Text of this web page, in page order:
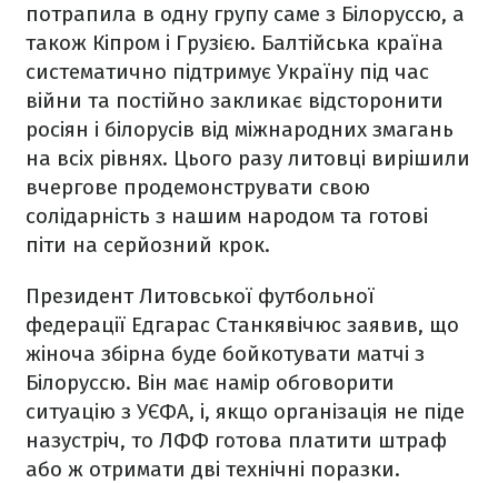
потрапила в одну групу саме з Білоруссю, а
також Кіпром і Грузією. Балтійська країна
систематично підтримує Україну під час
війни та постійно закликає відсторонити
росіян і білорусів від міжнародних змагань
на всіх рівнях. Цього разу литовці вирішили
вчергове продемонструвати свою
солідарність з нашим народом та готові
піти на серйозний крок.
Президент Литовської футбольної
федерації Едгарас Станкявічюс заявив, що
жіноча збірна буде бойкотувати матчі з
Білоруссю. Він має намір обговорити
ситуацію з УЄФА, і, якщо організація не піде
назустріч, то ЛФФ готова платити штраф
або ж отримати дві технічні поразки.